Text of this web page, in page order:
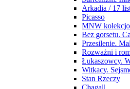
Arkadia / 17
Picasso
MNW
Bez gorsetu.
Przesilenie.
Rozważni i
Łukaszowcy.
Witkacy.
Stan Rzeczy
Chagall